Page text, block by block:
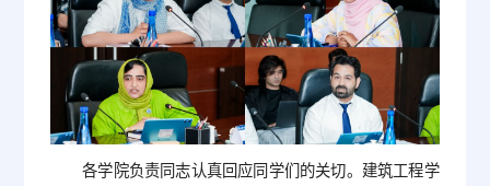
各学院负责同志认真回应同学们的关切。建筑工程学